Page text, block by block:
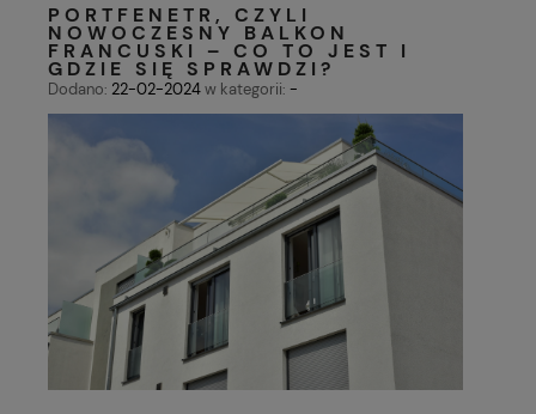
PORTFENETR, CZYLI
NOWOCZESNY BALKON
FRANCUSKI – CO TO JEST I
GDZIE SIĘ SPRAWDZI?
Dodano: 22-02-2024w kategorii: -